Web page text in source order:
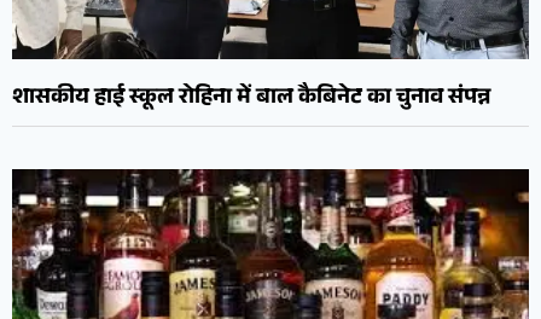
शासकीय हाई स्कूल रोहिना में बाल कैबिनेट का चुनाव संपन्न